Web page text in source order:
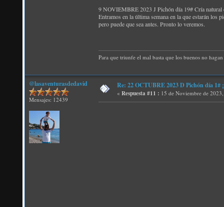
9 NOVIEMBRE 2023 J Pichón día 19# Cría natural
Entramos en la última semana en la que estarán los
pero puede que sea antes. Pronto lo veremos.
Para que triunfe el mal basta que los buenos no
@lasaventurasdedavid
Mensajes: 12439
Re: 22 OCTUBRE 2023 D Pichón día
« Respuesta #11 : 15 de Noviembre de